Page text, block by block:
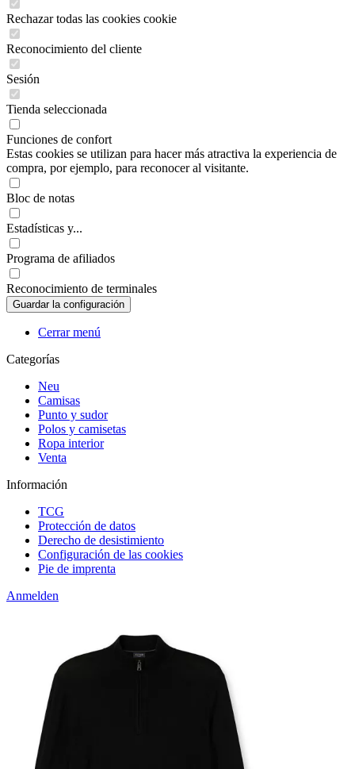
Rechazar todas las cookies cookie
Reconocimiento del cliente
Sesión
Tienda seleccionada
Funciones de confort
Estas cookies se utilizan para hacer más atractiva la experiencia de
compra, por ejemplo, para reconocer al visitante.
Bloc de notas
Estadísticas y...
Programa de afiliados
Reconocimiento de terminales
Cerrar menú
Categorías
Neu
Camisas
Punto y sudor
Polos y camisetas
Ropa interior
Venta
Información
TCG
Protección de datos
Derecho de desistimiento
Configuración de las cookies
Pie de imprenta
Anmelden